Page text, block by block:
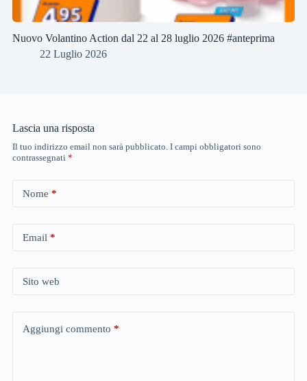
Nuovo Volantino Action dal 22 al 28 luglio 2026 #anteprima
22 Luglio 2026
Lascia una risposta
Il tuo indirizzo email non sarà pubblicato. I campi obbligatori sono
contrassegnati *
Nome *
Email *
Sito web
Aggiungi commento *